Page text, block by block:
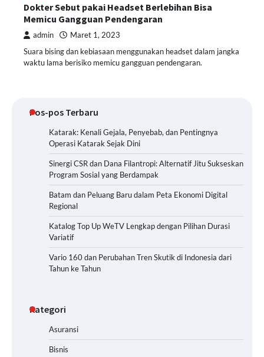
Dokter Sebut pakai Headset Berlebihan Bisa
Memicu Gangguan Pendengaran
admin Maret 1, 2023
Suara bising dan kebiasaan menggunakan headset dalam jangka
waktu lama berisiko memicu gangguan pendengaran.
Pos-pos Terbaru
Katarak: Kenali Gejala, Penyebab, dan Pentingnya
Operasi Katarak Sejak Dini
Sinergi CSR dan Dana Filantropi: Alternatif Jitu Sukseskan
Program Sosial yang Berdampak
Batam dan Peluang Baru dalam Peta Ekonomi Digital
Regional
Katalog Top Up WeTV Lengkap dengan Pilihan Durasi
Variatif
Vario 160 dan Perubahan Tren Skutik di Indonesia dari
Tahun ke Tahun
Kategori
Asuransi
Bisnis